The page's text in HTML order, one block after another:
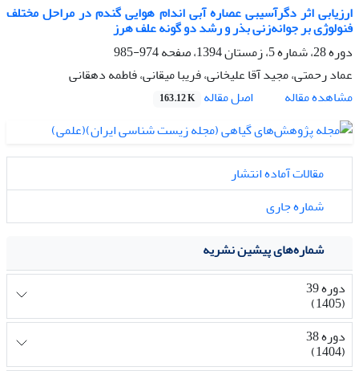
ارزیابی اثر دگرآسیبی عصاره آبی اندام هوایی گندم در مراحل مختلف
فنولوژی بر جوانه‌زنی بذر و رشد دو گونه علف هرز
دوره 28، شماره 5، زمستان 1394، صفحه
974-985
عماد رحمتی، مجید آقا علیخانی، فریبا میقانی، فاطمه دهقانی
مشاهده مقاله
اصل مقاله 163.12 K
مقالات آماده انتشار
شماره جاری
شماره‌های پیشین نشریه
دوره 39
(1405)
دوره 38
(1404)